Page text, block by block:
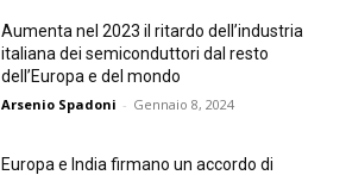
Aumenta nel 2023 il ritardo dell’industria
italiana dei semiconduttori dal resto
dell’Europa e del mondo
Arsenio Spadoni - Gennaio 8, 2024
Europa e India firmano un accordo di